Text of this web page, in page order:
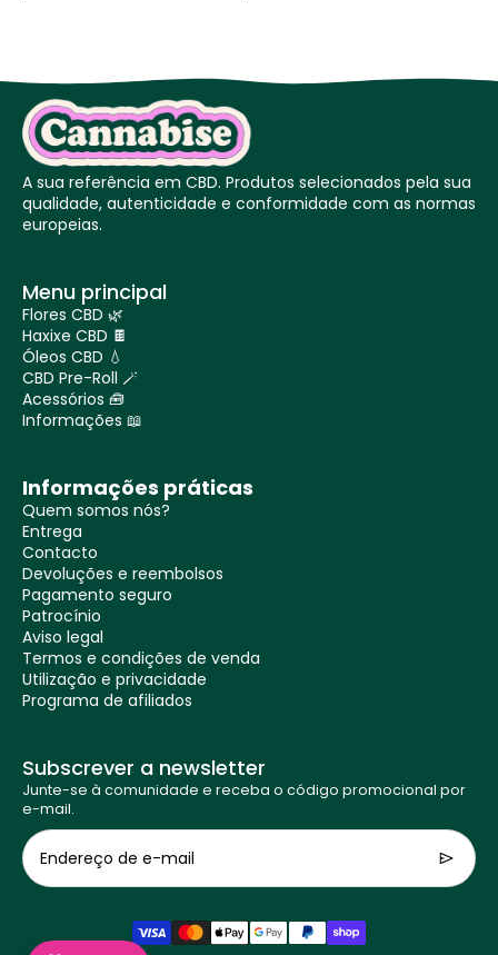
A sua referência em CBD. Produtos selecionados pela sua
qualidade, autenticidade e conformidade com as normas
europeias.
Menu principal
Flores CBD 🌿
Haxixe CBD 🍫
Óleos CBD 💧
CBD Pre-Roll 🪄
Acessórios 🧰
Informações 📖
Informações práticas
Quem somos nós?
Entrega
Contacto
Devoluções e reembolsos
Pagamento seguro
Patrocínio
Aviso legal
Termos e condições de venda
Utilização e privacidade
Programa de afiliados
Subscrever a newsletter
Junte-se à comunidade e receba o código promocional por
e-mail.
Endereço de e-mail